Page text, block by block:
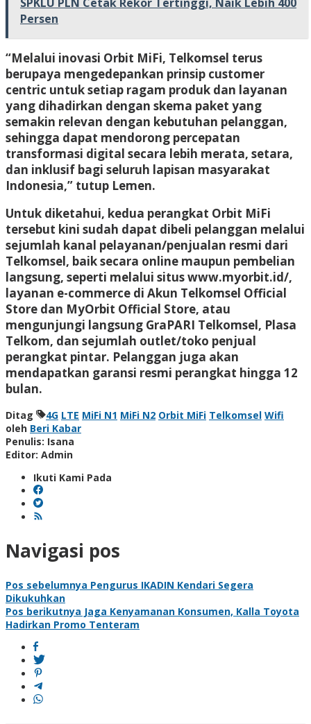
Persen
“Melalui inovasi Orbit MiFi, Telkomsel terus
berupaya mengedepankan prinsip customer
centric untuk setiap ragam produk dan layanan
yang dihadirkan dengan skema paket yang
semakin relevan dengan kebutuhan pelanggan,
sehingga dapat mendorong percepatan
transformasi digital secara lebih merata, setara,
dan inklusif bagi seluruh lapisan masyarakat
Indonesia,” tutup Lemen.
Untuk diketahui, kedua perangkat Orbit MiFi
tersebut kini sudah dapat dibeli pelanggan melalui
sejumlah kanal pelayanan/penjualan resmi dari
Telkomsel, baik secara online maupun pembelian
langsung, seperti melalui situs www.myorbit.id/,
layanan e-commerce di Akun Telkomsel Official
Store dan MyOrbit Official Store, atau
mengunjungi langsung GraPARI Telkomsel, Plasa
Telkom, dan sejumlah outlet/toko penjual
perangkat pintar. Pelanggan juga akan
mendapatkan garansi resmi perangkat hingga 12
bulan.
Ditag 4G LTE MiFi N1 MiFi N2 Orbit MiFi Telkomsel Wifi
oleh Beri Kabar
Penulis: Isana
Editor: Admin
Ikuti Kami Pada
Navigasi pos
Pos sebelumnya Pengurus IKADIN Kendari Segera
Dikukuhkan
Pos berikutnya Jaga Kenyamanan Konsumen, Kalla Toyota
Hadirkan Promo Tenteram